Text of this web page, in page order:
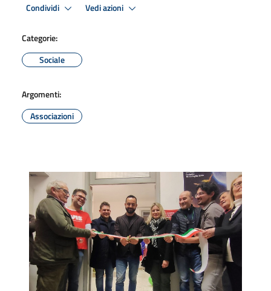
Condividi Vedi azioni
Categorie:
Sociale
Argomenti:
Associazioni